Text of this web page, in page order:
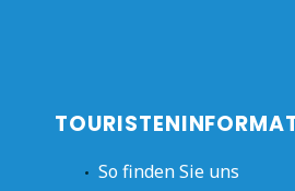
So finden Sie uns